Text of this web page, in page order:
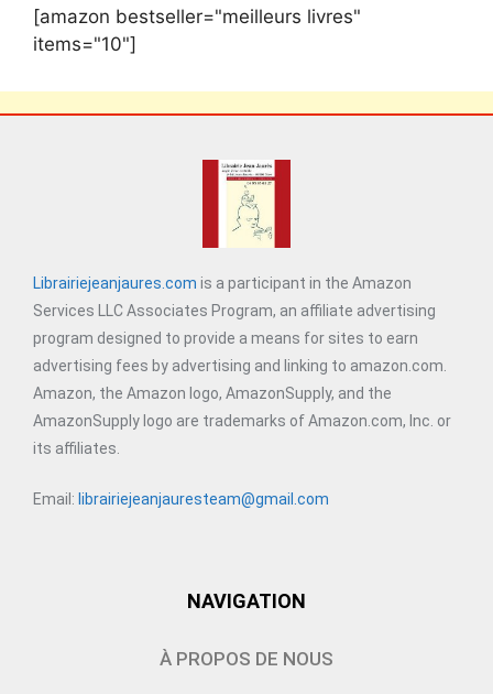
[amazon bestseller="meilleurs livres"
items="10"]
Librairiejeanjaures.com is a participant in the Amazon
Services LLC Associates Program, an affiliate advertising
program designed to provide a means for sites to earn
advertising fees by advertising and linking to amazon.com.
Amazon, the Amazon logo, AmazonSupply, and the
AmazonSupply logo are trademarks of Amazon.com, Inc. or
its affiliates.
Email: librairiejeanjauresteam@gmail.com
NAVIGATION
À PROPOS DE NOUS